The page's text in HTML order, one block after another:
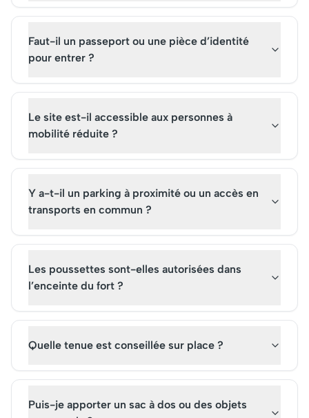
Faut-il un passeport ou une pièce d’identité
pour entrer ?
Le site est-il accessible aux personnes à
mobilité réduite ?
Y a-t-il un parking à proximité ou un accès en
transports en commun ?
Les poussettes sont-elles autorisées dans
l’enceinte du fort ?
Quelle tenue est conseillée sur place ?
Puis-je apporter un sac à dos ou des objets